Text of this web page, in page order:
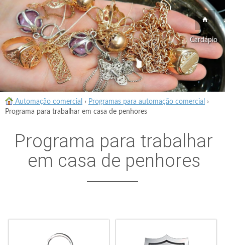
Cardápio
Automação comercial › Programas para automação comercial
›
Programa para trabalhar em casa de penhores
Programa para trabalhar
em casa de penhores